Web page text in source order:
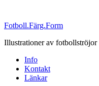
Fotboll.Färg.Form
Illustrationer av fotbollströjor
Info
Kontakt
Länkar